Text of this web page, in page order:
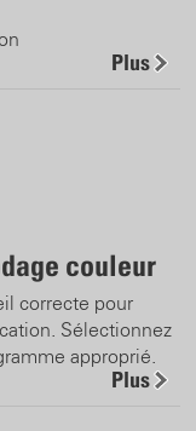
Plus
couleur
correcte pour
Sélectionnez
approprié.
Plus